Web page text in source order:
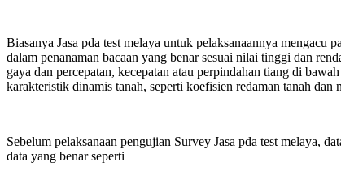
Biasanya Jasa pda test melaya untuk pelaksanaannya
dalam penanaman bacaan yang benar sesuai nilai tinggi dan
gaya dan percepatan, kecepatan atau perpindahan tiang di
karakteristik dinamis tanah, seperti koefisien redaman tanah
Sebelum pelaksanaan pengujian Survey Jasa pda test melaya,
data yang benar seperti